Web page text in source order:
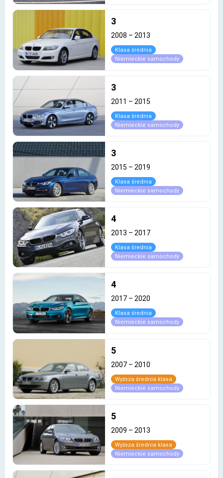
3
2008 – 2013
Klasa średnia
Niemieckie samochody
3
2011 – 2015
Klasa średnia
Niemieckie samochody
3
2015 – 2019
Klasa średnia
Niemieckie samochody
4
2013 – 2017
Klasa średnia
Niemieckie samochody
4
2017 – 2020
Klasa średnia
Niemieckie samochody
5
2007 – 2010
Wyższa średnia klasa
Niemieckie samochody
5
2009 – 2013
Wyższa średnia klasa
Niemieckie samochody